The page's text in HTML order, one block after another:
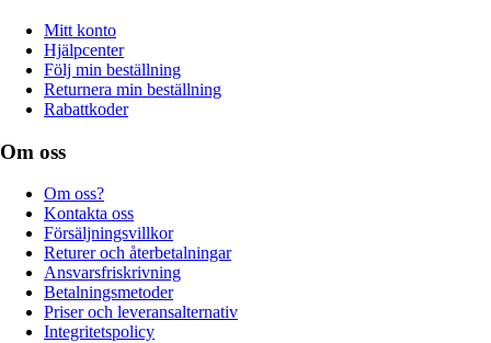
Mitt konto
Hjälpcenter
Följ min beställning
Returnera min beställning
Rabattkoder
Om oss
Om oss?
Kontakta oss
Försäljningsvillkor
Returer och återbetalningar
Ansvarsfriskrivning
Betalningsmetoder
Priser och leveransalternativ
Integritetspolicy